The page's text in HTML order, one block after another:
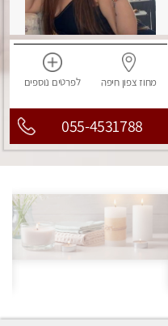
מחוז צפוןחיפה לפרטים נוספים
055-4531788